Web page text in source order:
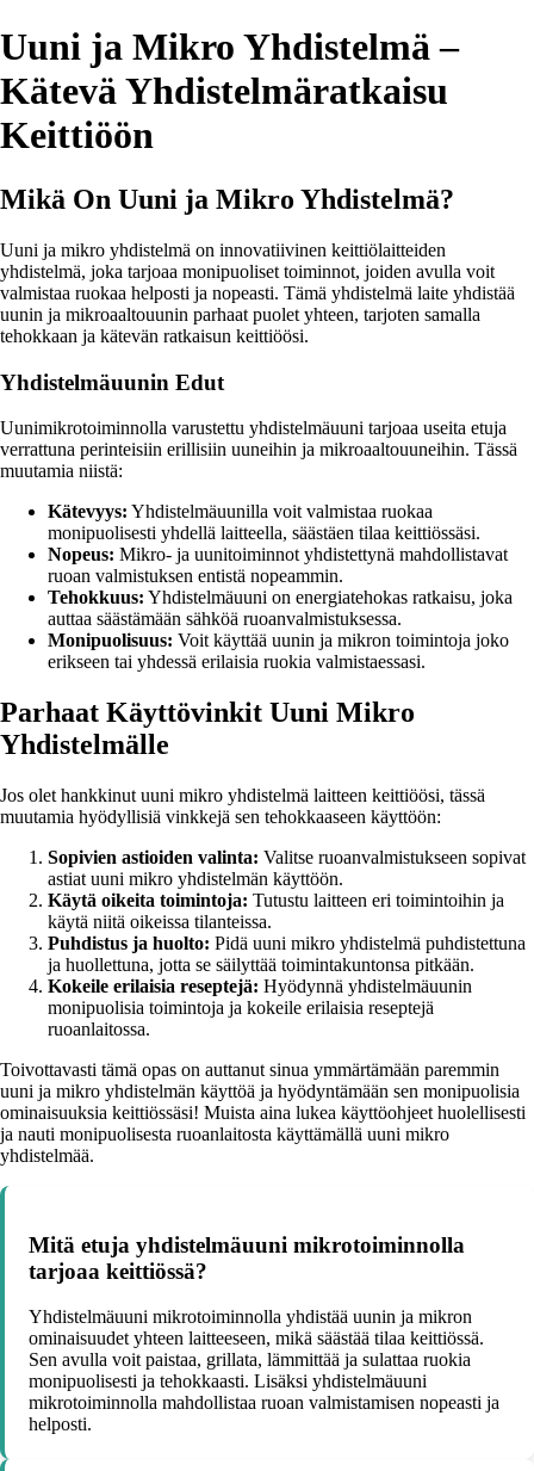
Uuni ja Mikro Yhdistelmä –
Kätevä Yhdistelmäratkaisu
Keittiöön
Mikä On Uuni ja Mikro Yhdistelmä?
Uuni ja mikro yhdistelmä on innovatiivinen keittiölaitteiden
yhdistelmä, joka tarjoaa monipuoliset toiminnot, joiden avulla voit
valmistaa ruokaa helposti ja nopeasti. Tämä yhdistelmä laite yhdistää
uunin ja mikroaaltouunin parhaat puolet yhteen, tarjoten samalla
tehokkaan ja kätevän ratkaisun keittiöösi.
Yhdistelmäuunin Edut
Uunimikrotoiminnolla varustettu yhdistelmäuuni tarjoaa useita etuja
verrattuna perinteisiin erillisiin uuneihin ja mikroaaltouuneihin. Tässä
muutamia niistä:
Kätevyys: Yhdistelmäuunilla voit valmistaa ruokaa
monipuolisesti yhdellä laitteella, säästäen tilaa keittiössäsi.
Nopeus: Mikro- ja uunitoiminnot yhdistettynä mahdollistavat
ruoan valmistuksen entistä nopeammin.
Tehokkuus: Yhdistelmäuuni on energiatehokas ratkaisu, joka
auttaa säästämään sähköä ruoanvalmistuksessa.
Monipuolisuus: Voit käyttää uunin ja mikron toimintoja joko
erikseen tai yhdessä erilaisia ruokia valmistaessasi.
Parhaat Käyttövinkit Uuni Mikro
Yhdistelmälle
Jos olet hankkinut uuni mikro yhdistelmä laitteen keittiöösi, tässä
muutamia hyödyllisiä vinkkejä sen tehokkaaseen käyttöön:
Sopivien astioiden valinta: Valitse ruoanvalmistukseen sopivat
astiat uuni mikro yhdistelmän käyttöön.
Käytä oikeita toimintoja: Tutustu laitteen eri toimintoihin ja
käytä niitä oikeissa tilanteissa.
Puhdistus ja huolto: Pidä uuni mikro yhdistelmä puhdistettuna
ja huollettuna, jotta se säilyttää toimintakuntonsa pitkään.
Kokeile erilaisia reseptejä: Hyödynnä yhdistelmäuunin
monipuolisia toimintoja ja kokeile erilaisia reseptejä
ruoanlaitossa.
Toivottavasti tämä opas on auttanut sinua ymmärtämään paremmin
uuni ja mikro yhdistelmän käyttöä ja hyödyntämään sen monipuolisia
ominaisuuksia keittiössäsi! Muista aina lukea käyttöohjeet huolellisesti
ja nauti monipuolisesta ruoanlaitosta käyttämällä uuni mikro
yhdistelmää.
Mitä etuja yhdistelmäuuni mikrotoiminnolla
tarjoaa keittiössä?
Yhdistelmäuuni mikrotoiminnolla yhdistää uunin ja mikron
ominaisuudet yhteen laitteeseen, mikä säästää tilaa keittiössä.
Sen avulla voit paistaa, grillata, lämmittää ja sulattaa ruokia
monipuolisesti ja tehokkaasti. Lisäksi yhdistelmäuuni
mikrotoiminnolla mahdollistaa ruoan valmistamisen nopeasti ja
helposti.